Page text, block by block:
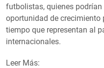
futbolistas, quienes
oportunidad de crecimiento
tiempo que representan al
internacionales.
Leer Más: